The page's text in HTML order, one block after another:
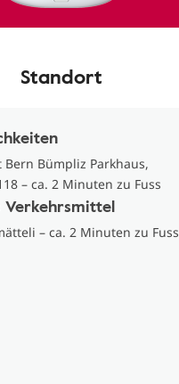
Standort
Bern Bümpliz Parkhaus,
– ca. 2 Minuten zu Fuss
– ca. 2 Minuten zu Fuss